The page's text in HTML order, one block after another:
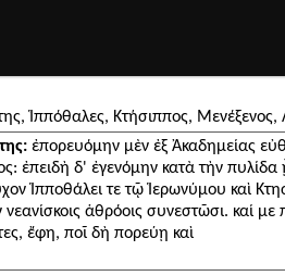
Ἱππόθαλες, Κτήσιππος, Μενέξενος,
ἐπορευόμην μὲν ἐξ Ἀκαδημείας
ἐπειδὴ δ' ἐγενόμην κατὰ τὴν
Ἱπποθάλει τε τῷ Ἱερωνύμου καὶ
νεανίσκοις ἁθρόοις συνεστῶσι. καί
ἔφη, ποῖ δὴ πορεύῃ καὶ